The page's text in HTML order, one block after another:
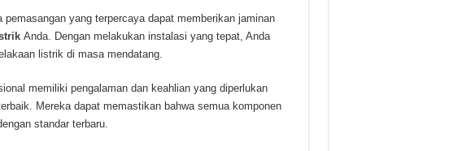
yang terpercaya dapat memberikan jaminan
Anda. Dengan melakukan instalasi yang tepat, Anda
listrik di masa mendatang.
memiliki pengalaman dan keahlian yang diperlukan
Mereka dapat memastikan bahwa semua komponen
standar terbaru.